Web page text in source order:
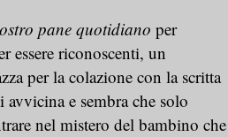
pane quotidiano per
essere riconoscenti, un
per la colazione con la scritta
e sembra che solo
nel mistero del bambino che